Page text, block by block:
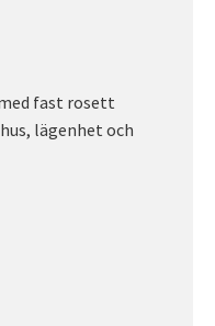
fast rosett
lägenhet och